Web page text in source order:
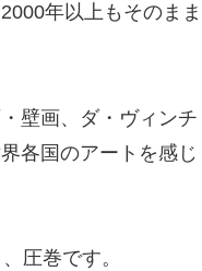
年以上もそのまま
壁画、ダ・ヴィンチ
各国のアートを感じ
圧巻です。